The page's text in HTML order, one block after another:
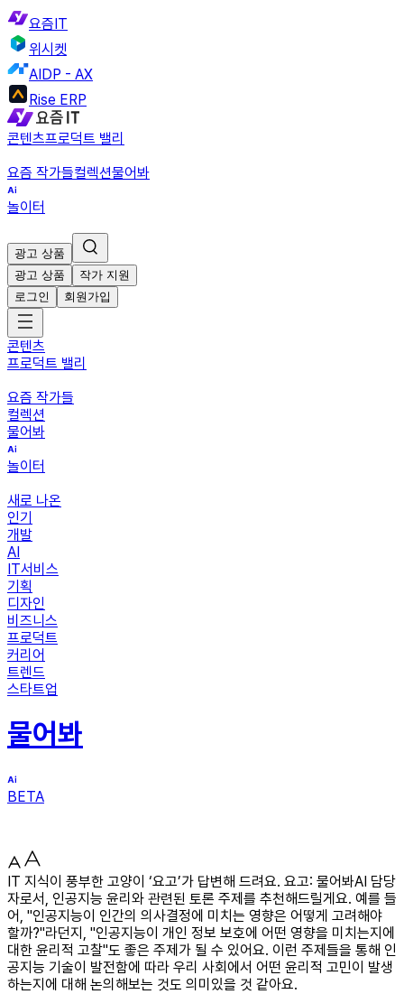
요즘IT
위시켓
AIDP - AX
Rise ERP
콘텐츠프로덕트 밸리
요즘 작가들컬렉션물어봐
놀이터
광고 상품
광고 상품
작가 지원
로그인
회원가입
콘텐츠
프로덕트 밸리
요즘 작가들
컬렉션
물어봐
놀이터
새로 나온
인기
개발
AI
IT서비스
기획
디자인
비즈니스
프로덕트
커리어
트렌드
스타트업
물어봐
BETA
IT 지식이 풍부한 고양이 ‘요고’가 답변해 드려요. 요고: 물어봐AI 담당
자로서, 인공지능 윤리와 관련된 토론 주제를 추천해드릴게요. 예를 들
어, "인공지능이 인간의 의사결정에 미치는 영향은 어떻게 고려해야
할까?"라던지, "인공지능이 개인 정보 보호에 어떤 영향을 미치는지에
대한 윤리적 고찰"도 좋은 주제가 될 수 있어요. 이런 주제들을 통해 인
공지능 기술이 발전함에 따라 우리 사회에서 어떤 윤리적 고민이 발생
하는지에 대해 논의해보는 것도 의미있을 것 같아요.